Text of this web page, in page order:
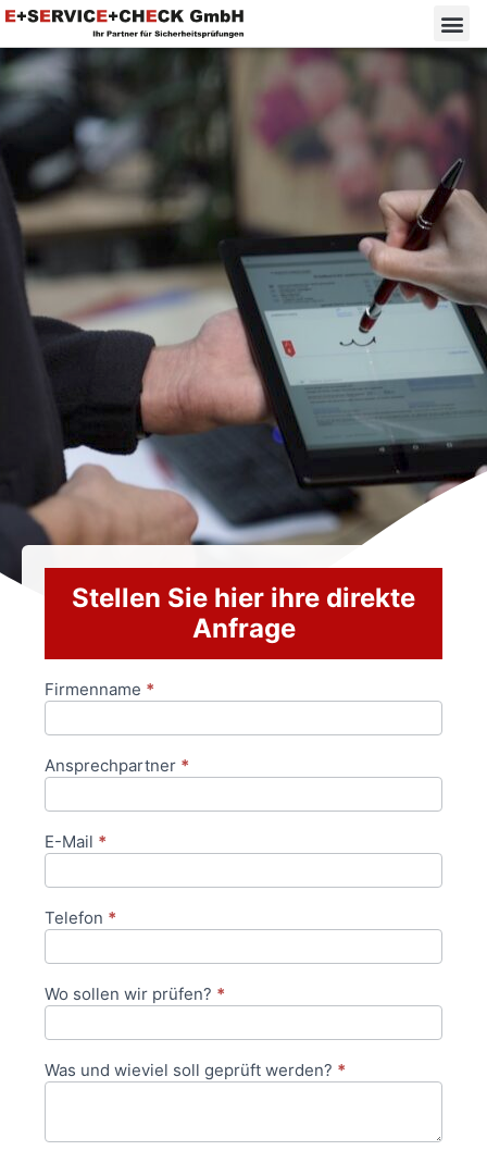
Stellen Sie hier ihre direkte
Anfrage
Anfrageformular
Firmenname *
Ansprechpartner *
E-Mail *
Telefon *
Wo sollen wir prüfen? *
Was und wieviel soll geprüft werden? *